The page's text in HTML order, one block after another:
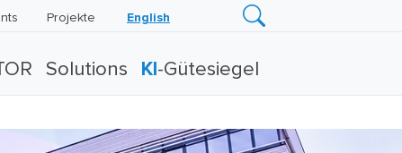
Projekte English
Solutions KI -Gütesiegel